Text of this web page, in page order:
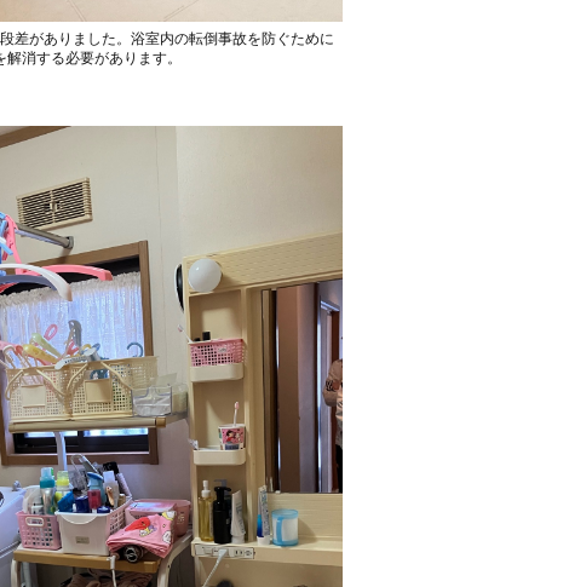
差がありました。浴室内の転倒事故を防ぐために
解消する必要があります。